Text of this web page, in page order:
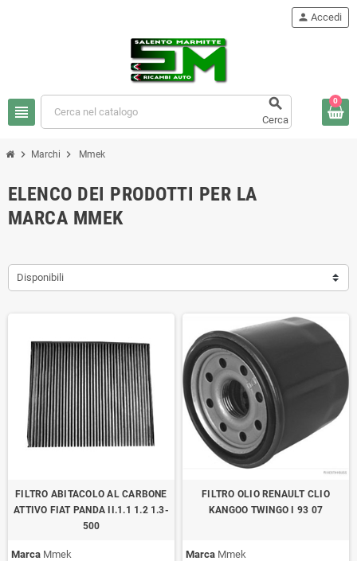
view_headline 
Cerca
person Accedi
0
chevron_right Marchi chevron_right Mmek
ELENCO DEI PRODOTTI PER LA
MARCA MMEK
Disponibili
FILTRO ABITACOLO AL CARBONE
ATTIVO FIAT PANDA II.1.1 1.2 1.3-
500
Marca Mmek
FILTRO OLIO RENAULT CLIO
KANGOO TWINGO I 93 07
Marca Mmek